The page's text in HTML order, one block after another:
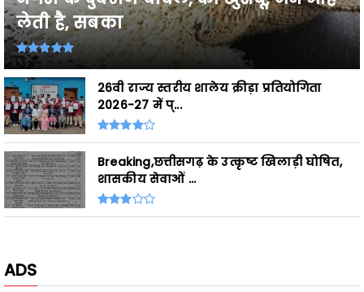
लेती है, सबका
26वी राज्य स्तरीय शालेय क्रीड़ा प्रतियोगिता
2026-27 में प्...
Breaking,छत्तीसगढ़ के उत्कृष्ट खिलाड़ी घोषित,
शासकीय सेवाओं ...
ADS